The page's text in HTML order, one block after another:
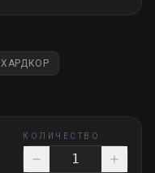
ХАРДКОР
КОЛИЧЕСТВО